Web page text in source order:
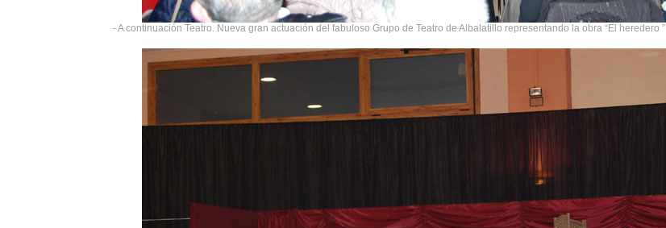
- A continuación Teatro. Nueva gran actuación del fabuloso Grupo de Teatro de Albalatillo representando la obra “El heredero ”